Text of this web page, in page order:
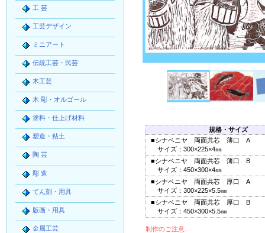
規格・サイズ
■シナベニヤ 両面共芯 薄口 A
サイズ：300×225×4㎜
■シナベニヤ 両面共芯 薄口 B
サイズ：450×300×4㎜
■シナベニヤ 両面共芯 厚口 A
サイズ：300×225×5.5㎜
■シナベニヤ 両面共芯 厚口 B
サイズ：450×300×5.5㎜
制作のご注意…
工 芸
工芸デザイン
ミニアート
伝統工芸・民芸
木工芸
木 彫・オルゴール
塗料・仕上げ材料
塑造・粘土
陶 芸
彫 造
てん刻・用具
版画・用具
金属工芸